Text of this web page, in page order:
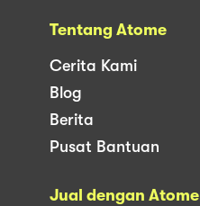
Tentang Atome
Cerita Kami
Blog
Berita
Pusat Bantuan
Jual dengan Atome